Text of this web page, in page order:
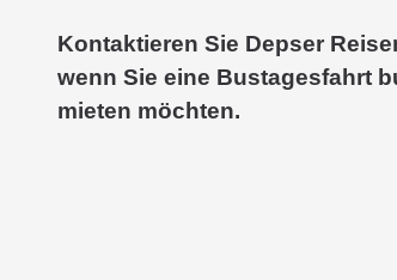
Kontaktieren Sie Depser
wenn Sie eine Bustagesfahrt
mieten möchten.